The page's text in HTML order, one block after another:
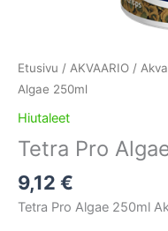
Etusivu / AKVAARIO /
Algae 250ml
Hiutaleet
Tetra Pro
9,12 €
Tetra Pro Algae 250ml